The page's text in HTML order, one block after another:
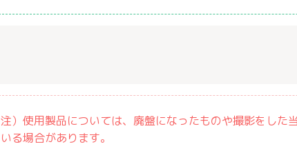
注）使用製品については、廃盤になったものや撮影をした
いる場合があります。